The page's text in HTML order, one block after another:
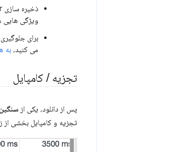
ویژگی هایی
می کنید، به
تجزیه/ کامپایل
پس از دانلود، یکی از
تجزیه و کامپایل بخشی از